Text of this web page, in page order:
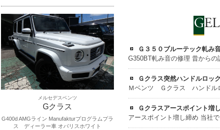
メルセデスベンツ
Gクラス
G400d AMGライン Manufakturプログラムプラ
ス ディーラー車 オパリスホワイト
Ｇ３５０ブルーテック軋み
Ｇクラス突然ハンドルロッ
Ｍベンツ Ｇクラス ハンドル
Ｇクラスアースポイント増